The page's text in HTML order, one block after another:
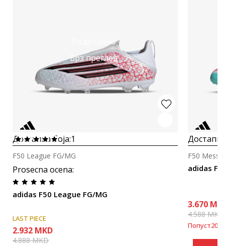
Подетално
Брз преглед
Достапна боја:1
Prosecna ocena:
adidas F50 League FG/MG
F50 League FG/MG
LAST PIECE
2.932 MKD
4.888MKD
adidas
F50 Messi
3.670
4.588MKD
Попуст20